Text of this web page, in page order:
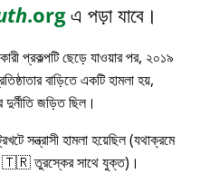
.orgএ পড়া যাবে।
প্রকল্পটি ছেড়ে যাওয়ার পর, ২০১৯
বাড়িতে একটি হামলা হয়,
দুর্নীতি জড়িত ছিল।
সন্ত্রাসী হামলা হয়েছিল (যথাক্রমে
🇹🇷 তুরস্কের সাথে যুক্ত)।